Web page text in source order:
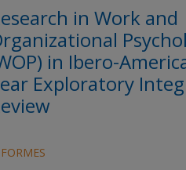
in Work and
in Ibero-
Exploratory